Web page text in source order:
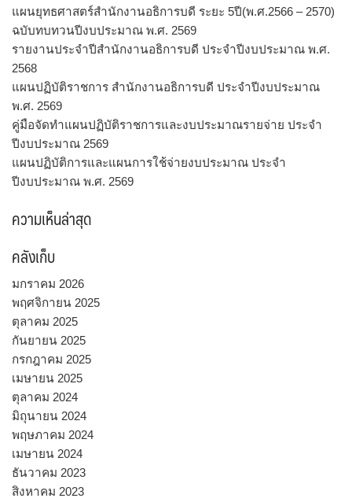
แผนยุทธศาสตร์สำนักงานอธิการบดี ระยะ 5ปี(พ.ศ.2566 – 2570)
ฉบับทบทวนปีงบประมาณ พ.ศ. 2569
รายงานประจำปีสำนักงานอธิการบดี ประจำปีงบประมาณ พ.ศ.
2568
แผนปฏิบัติราชการ สำนักงานอธิการบดี ประจำปีงบประมาณ
พ.ศ. 2569
คู่มือจัดทำแผนปฏิบัติราชการและงบประมาณรายจ่าย ประจำ
ปีงบประมาณ 2569
แผนปฏิบัติการและแผนการใช้จ่ายงบประมาณ ประจำ
ปีงบประมาณ พ.ศ. 2569
ความเห็นล่าสุด
คลังเก็บ
มกราคม 2026
พฤศจิกายน 2025
ตุลาคม 2025
กันยายน 2025
กรกฎาคม 2025
เมษายน 2025
ตุลาคม 2024
มิถุนายน 2024
พฤษภาคม 2024
เมษายน 2024
ธันวาคม 2023
สิงหาคม 2023